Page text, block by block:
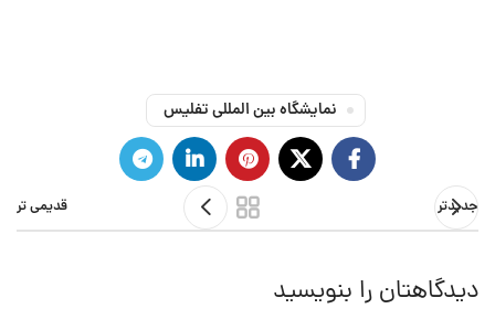
نمایشگاه بین المللی تفلیس
جدیدتر قدیمی تر
دیدگاهتان را بنویسید